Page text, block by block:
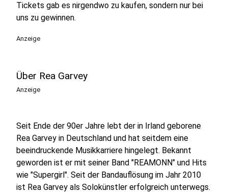
Tickets gab es nirgendwo zu kaufen, sondern nur bei
uns zu gewinnen.
Anzeige
Über Rea Garvey
Anzeige
Seit Ende der 90er Jahre lebt der in Irland geborene
Rea Garvey in Deutschland und hat seitdem eine
beeindruckende Musikkarriere hingelegt. Bekannt
geworden ist er mit seiner Band "REAMONN" und Hits
wie "Supergirl". Seit der Bandauflösung im Jahr 2010
ist Rea Garvey als Solokünstler erfolgreich unterwegs.